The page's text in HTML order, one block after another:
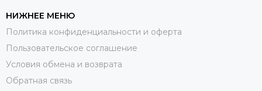
НИЖНЕЕ МЕНЮ
Политика конфиденциальности и оферта
Пользовательское соглашение
Условия обмена и возврата
Обратная связь